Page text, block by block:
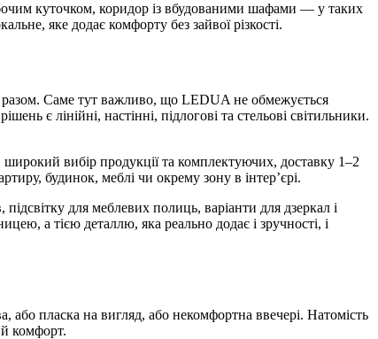
куточком, коридор із вбудованими шафами — у таких
яке додає комфорту без зайвої різкості.
разом. Саме тут важливо, що LEDUA не обмежується
є лінійні, настінні, підлогові та стельові світильники.
вибір продукції та комплектуючих, доставку 1–2
будинок, меблі чи окрему зону в інтер’єрі.
для меблевих полиць, варіанти для дзеркал і
а тією деталлю, яка реально додає і зручності, і
або пласка на вигляд, або некомфортна ввечері. Натомість
комфорт.